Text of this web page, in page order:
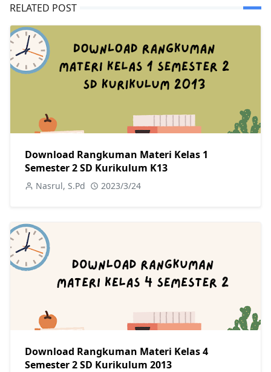
RELATED POST
Download Rangkuman Materi Kelas 1
Semester 2 SD Kurikulum K13
Nasrul, S.Pd 2023/3/24
Download Rangkuman Materi Kelas 4
Semester 2 SD Kurikulum 2013